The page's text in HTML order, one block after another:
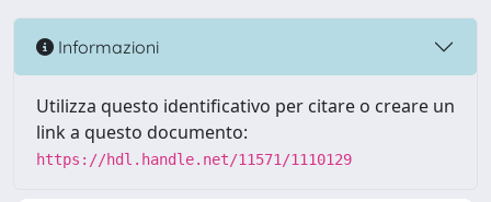
Informazioni
Utilizza questo identificativo per citare o creare un
link a questo documento:
https://hdl.handle.net/11571/1110129